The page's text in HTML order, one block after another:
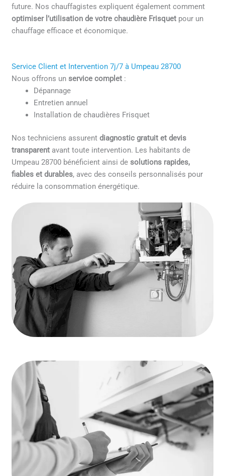
future. Nos chauffagistes expliquent également comment
optimiser l’utilisation de votre chaudière Frisquet pour un
chauffage efficace et économique.
Service Client et Intervention 7j/7 à Umpeau 28700
Nous offrons unservice complet :
Dépannage
Entretien annuel
Installation de chaudières Frisquet
Nos techniciens assurentdiagnostic gratuit et devis
transparent avant toute intervention. Les habitants de
Umpeau 28700 bénéficient ainsi desolutions rapides,
fiables et durables, avec des conseils personnalisés pour
réduire la consommation énergétique.